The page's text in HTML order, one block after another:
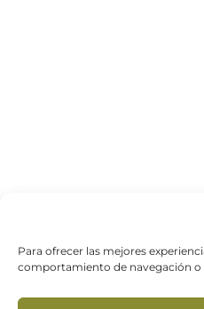
Para ofrecer las mejores
comportamiento de navegación o